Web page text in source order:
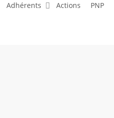
Adhérents Actions PNP